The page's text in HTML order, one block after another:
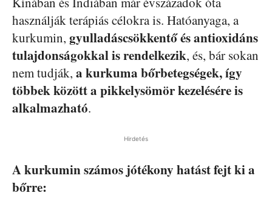
használják terápiás célokra is. Hatóanyaga, a
kurkumin, gyulladáscsökkentő és antioxidáns
tulajdonságokkal is rendelkezik, és, bár sokan
nem tudják, a kurkuma bőrbetegségek, így
többek között a pikkelysömör kezelésére is
alkalmazható.
Hirdetés
A kurkumin számos jótékony hatást fejt ki a
bőrre: